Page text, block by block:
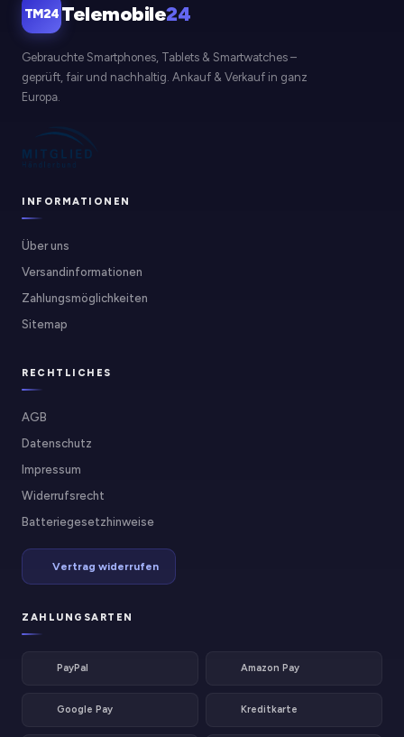
TM24 Telemobile24
Gebrauchte Smartphones, Tablets & Smartwatches –
geprüft, fair und nachhaltig. Ankauf & Verkauf in ganz
Europa.
INFORMATIONEN
Über uns
Versandinformationen
Zahlungsmöglichkeiten
Sitemap
RECHTLICHES
AGB
Datenschutz
Impressum
Widerrufsrecht
Batteriegesetzhinweise
Vertrag widerrufen
ZAHLUNGSARTEN
PayPal Amazon Pay
Google Pay Kreditkarte